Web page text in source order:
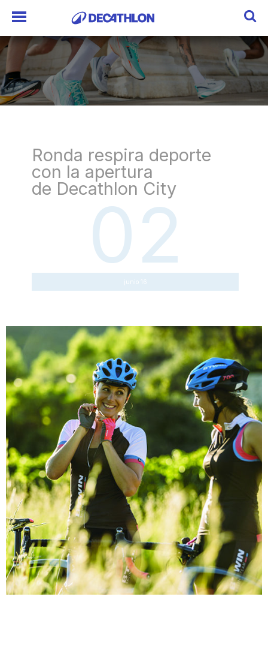
Ronda respira deporte
con la apertura
de Decathlon City
02
junio 16